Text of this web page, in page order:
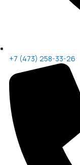
+7 (473) 258-33-26